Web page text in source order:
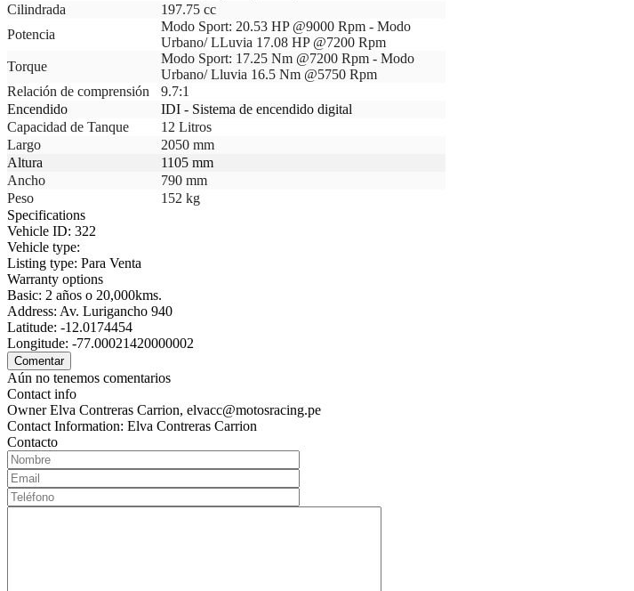
Cilindrada
197.75 cc
Potencia
Modo Sport: 20.53 HP @9000 Rpm - Modo
Urbano/ LLuvia 17.08 HP @7200 Rpm
Torque
Modo Sport: 17.25 Nm @7200 Rpm - Modo
Urbano/ Lluvia 16.5 Nm @5750 Rpm
Relación de comprensión
9.7:1
Encendido
IDI - Sistema de encendido digital
Capacidad de Tanque
12 Litros
Largo
2050 mm
Altura
1105 mm
Ancho
790 mm
Peso
152 kg
Specifications
Vehicle ID: 322
Vehicle type:
Listing type: Para Venta
Warranty options
Basic: 2 años o 20,000kms.
Address: Av. Lurigancho 940
Latitude: -12.0174454
Longitude: -77.00021420000002
Aún no tenemos comentarios
Contact info
Owner Elva Contreras Carrion, elvacc@motosracing.pe
Contact Information: Elva Contreras Carrion
Contacto